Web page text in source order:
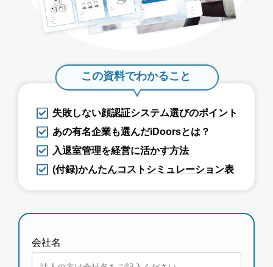
この資料でわかること
失敗しない顔認証システム選びのポイント
あの有名企業も選んだiDoorsとは？
入退室管理を経営に活かす方法
(付録)かんたんコストシミュレーション表
会社名